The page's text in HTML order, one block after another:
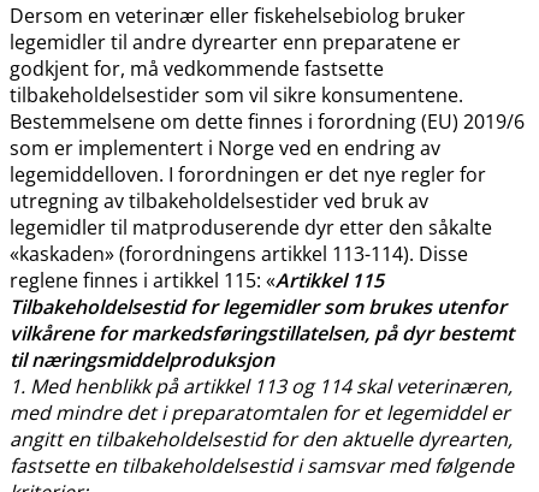
Dersom en veterinær eller fiskehelsebiolog bruker
legemidler til andre dyrearter enn preparatene er
godkjent for, må vedkommende fastsette
tilbakeholdelsestider som vil sikre konsumentene.
Bestemmelsene om dette finnes i forordning (EU) 2019/6
som er implementert i Norge ved en endring av
legemiddelloven. I forordningen er det nye regler for
utregning av tilbakeholdelsestider ved bruk av
legemidler til matproduserende dyr etter den såkalte
«kaskaden» (forordningens artikkel 113-114). Disse
reglene finnes i artikkel 115: «Artikkel 115
Tilbakeholdelsestid for legemidler som brukes utenfor
vilkårene for markedsføringstillatelsen, på dyr bestemt
til næringsmiddelproduksjon
1. Med henblikk på artikkel 113 og 114 skal veterinæren,
med mindre det i preparatomtalen for et legemiddel er
angitt en tilbakeholdelsestid for den aktuelle dyrearten,
fastsette en tilbakeholdelsestid i samsvar med følgende